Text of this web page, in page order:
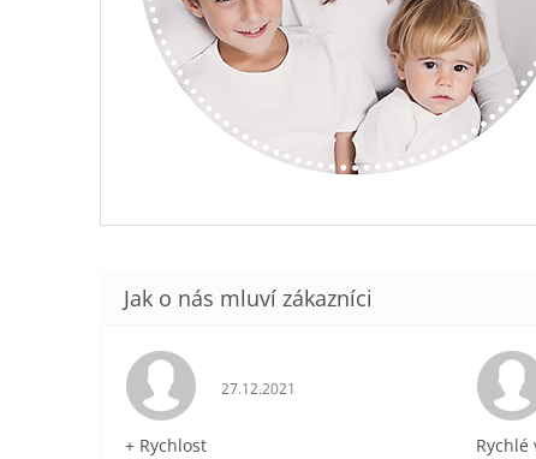
Hodnocení obchodu je 5 z 5 hvězdiček.
27.12.2021
+ Rychlost